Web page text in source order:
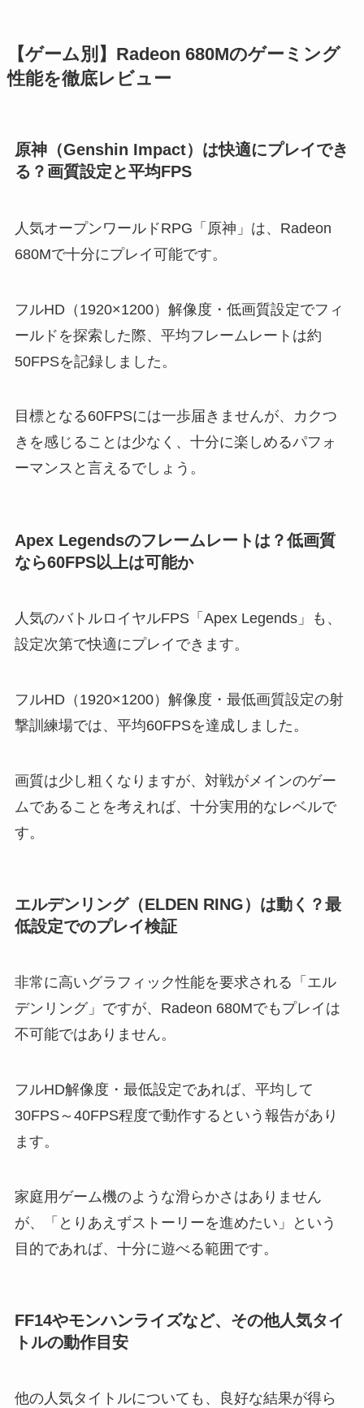
【ゲーム別】Radeon 680Mのゲーミング
性能を徹底レビュー
原神（Genshin Impact）は快適にプレイでき
る？画質設定と平均FPS
人気オープンワールドRPG「原神」は、Radeon
680Mで十分にプレイ可能です。
フルHD（1920×1200）解像度・低画質設定でフィ
ールドを探索した際、平均フレームレートは約
50FPSを記録しました。
目標となる60FPSには一歩届きませんが、カクつ
きを感じることは少なく、十分に楽しめるパフォ
ーマンスと言えるでしょう。
Apex Legendsのフレームレートは？低画質
なら60FPS以上は可能か
人気のバトルロイヤルFPS「Apex Legends」も、
設定次第で快適にプレイできます。
フルHD（1920×1200）解像度・最低画質設定の射
撃訓練場では、平均60FPSを達成しました。
画質は少し粗くなりますが、対戦がメインのゲー
ムであることを考えれば、十分実用的なレベルで
す。
エルデンリング（ELDEN RING）は動く？最
低設定でのプレイ検証
非常に高いグラフィック性能を要求される「エル
デンリング」ですが、Radeon 680Mでもプレイは
不可能ではありません。
フルHD解像度・最低設定であれば、平均して
30FPS～40FPS程度で動作するという報告があり
ます。
家庭用ゲーム機のような滑らかさはありません
が、「とりあえずストーリーを進めたい」という
目的であれば、十分に遊べる範囲です。
FF14やモンハンライズなど、その他人気タイ
トルの動作目安
他の人気タイトルについても、良好な結果が得ら